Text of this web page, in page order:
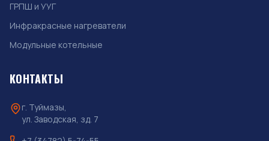
ГРПШ и УУГ
Инфракрасные нагреватели
Модульные котельные
КОНТАКТЫ
г. Туймазы,
ул. Заводская, зд. 7